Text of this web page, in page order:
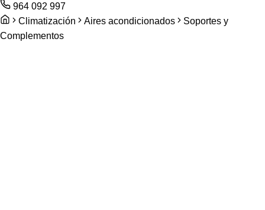
964 092 997
Climatización
Aires acondicionados
Soportes y
Complementos